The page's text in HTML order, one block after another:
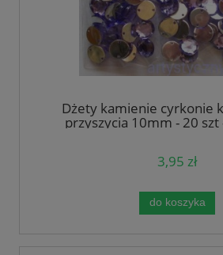
Dżety kamienie cyrkonie
przyszycia 10mm - 20
3,95 zł
do koszyka